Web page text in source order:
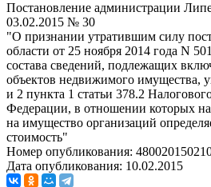
Постановление администрации
03.02.2015 № 30
"О признании утратившим силу
области от 25 ноября 2014 гoдa N
состава сведений, подлежащих
объектов недвижимого имущества,
и 2 пункта 1 статьи 378.2
Федерации, в отношении которых
на имущество организаций
стоимость"
Номер опубликования:
Дата опубликования: 10.02.2015